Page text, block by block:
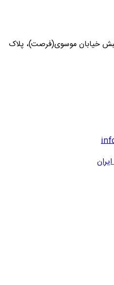
نبش خیابان موسوی(فرصت)، پلاک